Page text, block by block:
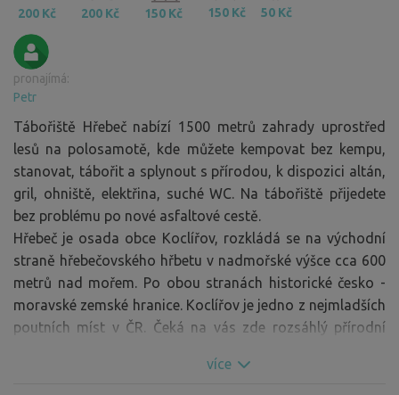
200 Kč 200 Kč 150 Kč 150 Kč 50 Kč
pronajímá:
Petr
Tábořiště Hřebeč nabízí 1500 metrů zahrady uprostřed
lesů na polosamotě, kde můžete kempovat bez kempu,
stanovat, tábořit a splynout s přírodou, k dispozici altán,
gril, ohniště, elektřina, suché WC. Na tábořiště přijedete
bez problému po nové asfaltové cestě.
Hřebeč je osada obce Koclířov, rozkládá se na východní
straně hřebečovského hřbetu v nadmořské výšce cca 600
metrů nad mořem. Po obou stranách historické česko -
moravské zemské hranice. Koclířov je jedno z nejmladších
poutních míst v ČR. Čeká na vás zde rozsáhlý přírodní
výrobky. Navštivte také unikátní úzkokolejku s historickou
více